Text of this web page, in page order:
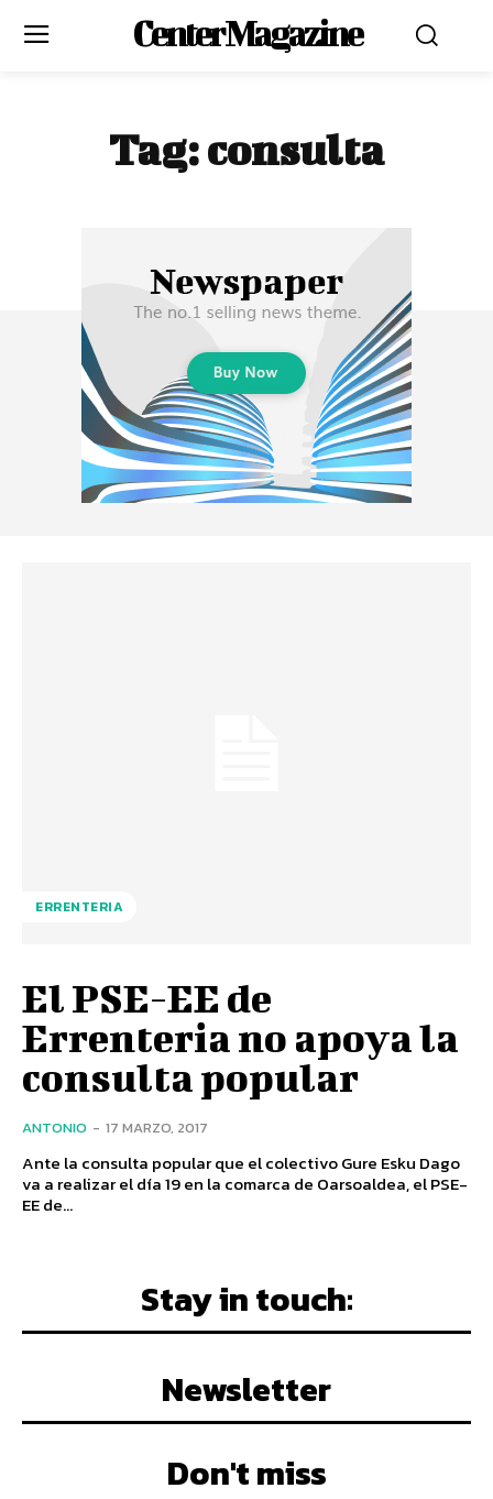
Center Magazine
Tag:consulta
ERRENTERIA
El PSE-EE de
Errenteria no apoya la
consulta popular
ANTONIO - 17 MARZO, 2017
Ante la consulta popular que el colectivo Gure Esku Dago
va a realizar el día 19 en la comarca de Oarsoaldea, el PSE-
EE de...
Stay in touch:
Newsletter
Don't miss